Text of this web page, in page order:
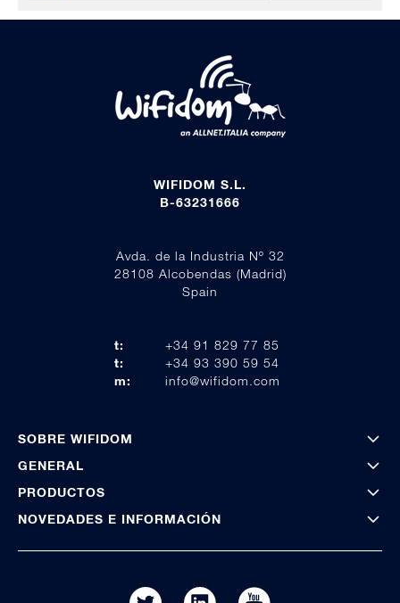
WIFIDOM S.L.
B-63231666
Avda. de la Industria Nº 32
28108 Alcobendas (Madrid)
Spain
t:
+34 91 829 77 85
t:
+34 93 390 59 54
m:
info@wifidom.com
SOBRE WIFIDOM
GENERAL
PRODUCTOS
NOVEDADES E INFORMACIÓN